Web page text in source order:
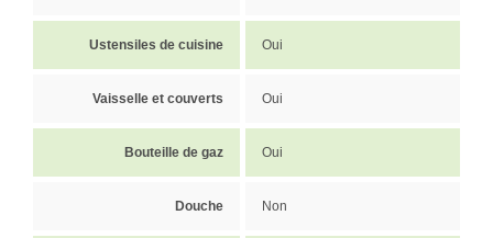
Ustensiles de cuisine Oui
Vaisselle et couverts Oui
Bouteille de gaz Oui
Douche Non